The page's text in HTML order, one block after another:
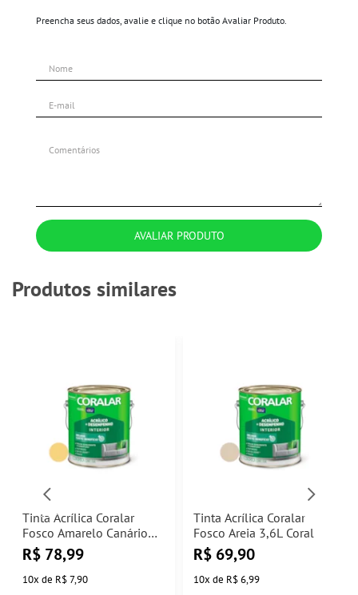
Preencha seus dados, avalie e clique no botão Avaliar Produto.
AVALIAR PRODUTO
Produtos similares
Tinta Acrílica Coralar
Fosco Amarelo Canário
3,6L Coral
R$ 78,99
10x de R$ 7,90
Tinta Acrílica Coralar
Fosco Areia 3,6L Coral
R$ 69,90
10x de R$ 6,99